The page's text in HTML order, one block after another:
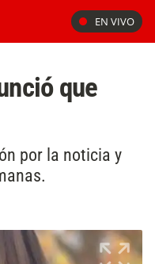
EN VIVO
que
por la noticia y